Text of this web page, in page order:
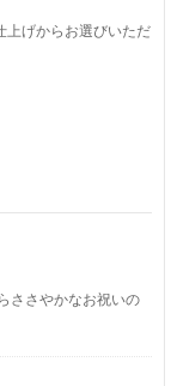
上げからお選びいただ
ささやかなお祝いの